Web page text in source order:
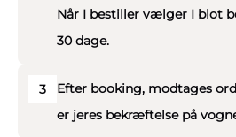
I har vognen i 10 timer.
påbegyndt time.
Når I bestiller vælger I blot
30 dage.
3
Efter booking, modtages
er jeres bekræftelse på